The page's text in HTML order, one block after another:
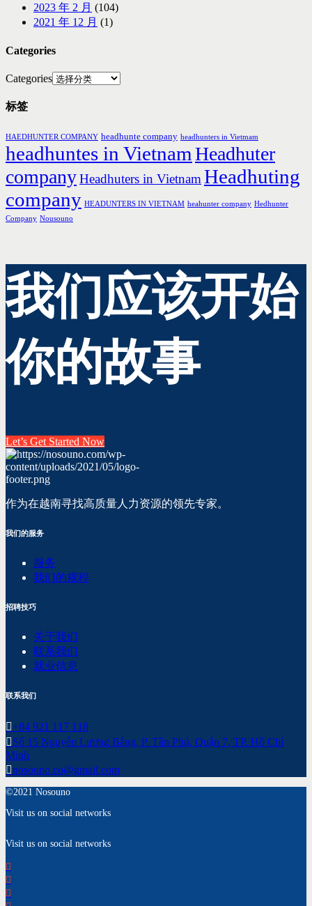
2023 年 2 月 (104)
2021 年 12 月 (1)
Categories
Categories
标签
HAEDHUNTER COMPANY headhunte company headhunters in Vietmam
headhuntes in VietnamHeadhuter
companyHeadhuters in Vietnam Headhuting
company HEADUNTERS IN VIETNAM heahunter company Hedhunter
Company Nousouno
我们应该开始
你的故事
Let’s Get Started Now
作为在越南寻找高质量人力资源的领先专家。
我们的服务
服务
我们的规程
招聘技巧
关于我们
联系我们
就业信息
联系我们
+84 921 117 118
Số 15 Nguyễn Lương Bằng, P. Tân Phú, Quận 7, TP. Hồ Chí
Minh
nosouno.co@gmail.com
©2021 Nosouno
Visit us on social networks
Visit us on social networks